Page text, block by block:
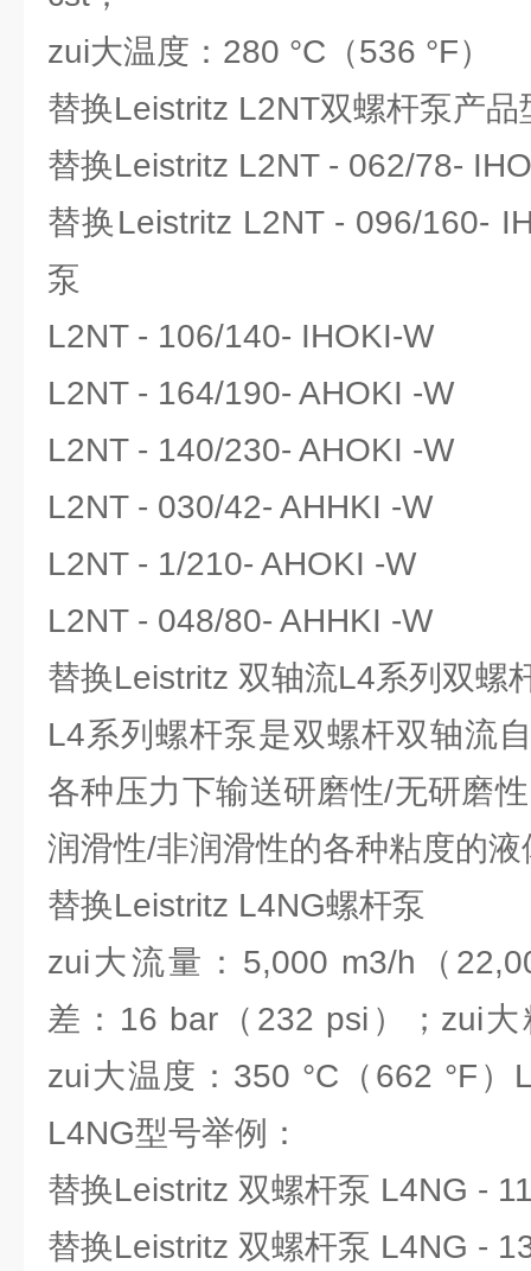
zui大温度：280 °C（536 °F）
替换Leistritz L2NT双螺杆泵产品
替换Leistritz L2NT - 062/78-
替换Leistritz L2NT - 096/160-
泵
L2NT - 106/140- IHOKI-W
L2NT - 164/190- AHOKI -W
L2NT - 140/230- AHOKI -W
L2NT - 030/42- AHHKI -W
L2NT - 1/210- AHOKI -W
L2NT - 048/80- AHHKI -W
替换Leistritz 双轴流L4系列双螺
L4系列螺杆泵是双螺杆双轴流
各种压力下输送研磨性/无研磨
润滑性/非润滑性的各种粘度的液
替换Leistritz L4NG螺杆泵
zui大流量：5,000 m3/h（
差：16 bar（232 psi）；zui
zui大温度：350 °C（662 °F
L4NG型号举例：
替换Leistritz 双螺杆泵 L4NG -
替换Leistritz 双螺杆泵 L4NG -